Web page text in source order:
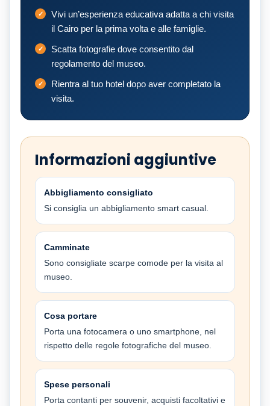
Vivi un’esperienza educativa adatta a chi visita
il Cairo per la prima volta e alle famiglie.
Scatta fotografie dove consentito dal
regolamento del museo.
Rientra al tuo hotel dopo aver completato la
visita.
Informazioni aggiuntive
Abbigliamento consigliato
Si consiglia un abbigliamento smart casual.
Camminate
Sono consigliate scarpe comode per la visita al
museo.
Cosa portare
Porta una fotocamera o uno smartphone, nel
rispetto delle regole fotografiche del museo.
Spese personali
Porta contanti per souvenir, acquisti facoltativi e